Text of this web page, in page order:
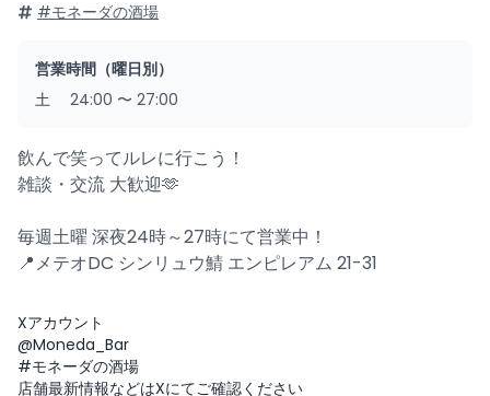
#モネーダの酒場
営業時間（曜日別）
土
24:00 〜 27:00
飲んで笑ってルレに行こう！
雑談・交流 大歓迎🫶
毎週土曜 深夜24時～27時にて営業中！
📍メテオDC シンリュウ鯖 エンピレアム 21-31
Xアカウント
@Moneda_Bar
#モネーダの酒場
店舗最新情報などはXにてご確認ください